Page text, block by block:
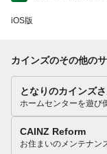
iOS版
カインズのその他の
となりのカインズ
ホームセンターを遊び
CAINZ Reform
お住まいのメンテナン